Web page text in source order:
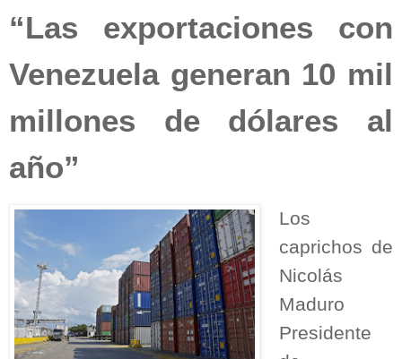
“Las exportaciones con
Venezuela generan 10 mil
millones de dólares al
año”
Los
caprichos de
Nicolás
Maduro
Presidente